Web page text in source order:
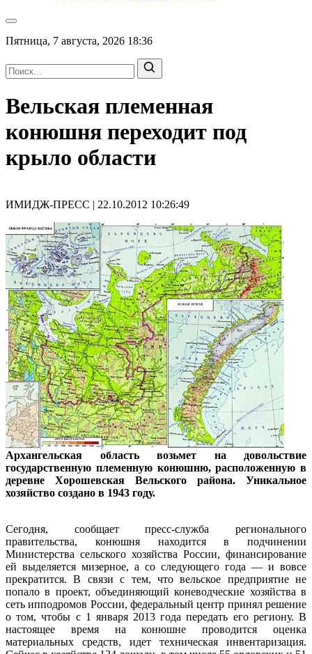
Пятница, 7 августа, 2026 18:36
Вельская племенная
конюшня переходит под
крыло области
ИМИДЖ-ПРЕСС | 22.10.2012 10:26:49
Архангельская область возьмет на довольствие
государственную племенную конюшню, расположенную в
деревне Хорошевская Вельского района. Уникальное
хозяйство создано в 1943 году.
Сегодня, сообщает пресс-служба регионального
правительства, конюшня находится в подчинении
Министерства сельского хозяйства России, финансирование
ей выделяется мизерное, а со следующего года — и вовсе
прекратится. В связи с тем, что вельское предприятие не
попало в проект, объединяющий коневодческие хозяйства в
сеть ипподромов России, федеральный центр принял решение
о том, чтобы с 1 января 2013 года передать его региону. В
настоящее время на конюшне проводится оценка
материальных средств, идет техническая инвентаризация.